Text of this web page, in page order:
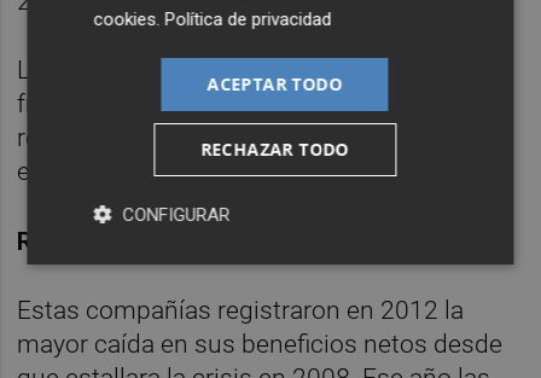
Las empresas que cotizan en el Ibex
frenaron el pasado año la racha de malos
resultados como consecuencia de la crisis
económica.
REMONTANDO
Estas compañías registraron en 2012 la
mayor caída en sus beneficios netos desde
cookies .Política de privacidad
ACEPTAR TODO
RECHAZAR TODO
CONFIGURAR